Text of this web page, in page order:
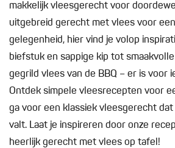
makkelijk vleesgerecht voor
uitgebreid gerecht met vlees voor
gelegenheid, hier vind je volop
biefstuk en sappige kip tot
gegrild vlees van de BBQ – er is voor
Ontdek simpele vleesrecepten voor
ga voor een klassiek vleesgerecht dat
valt. Laat je inspireren door onze
heerlijk gerecht met vlees op tafel!